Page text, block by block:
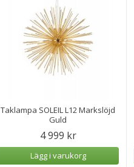
Taklampa SOLEIL L12 Markslöjd
Guld
4 999 kr
Lägg i varukorg